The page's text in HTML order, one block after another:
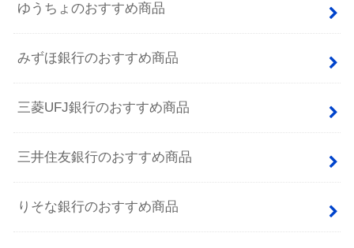
ゆうちょのおすすめ商品
みずほ銀行のおすすめ商品
三菱UFJ銀行のおすすめ商品
三井住友銀行のおすすめ商品
りそな銀行のおすすめ商品